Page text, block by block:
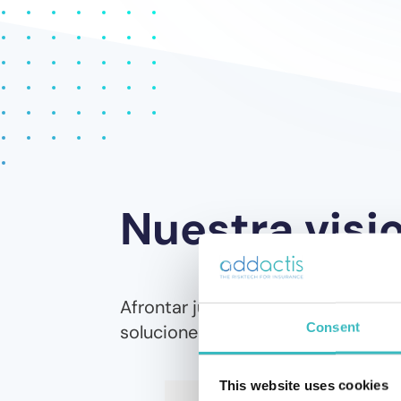
Consent
This website uses cookies
Nuestra
Afrontar juntos sus retos es lo
soluciones innovadoras